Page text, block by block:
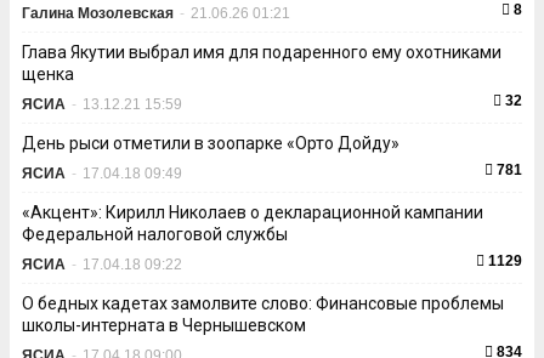
Галина Мозолевская - 21.06.26 01:21 8
Глава Якутии выбрал имя для подаренного ему охотниками
щенка
ЯСИА - 13.12.21 15:59 32
День рыси отметили в зоопарке «Орто Дойду»
ЯСИА - 17.04.18 09:49 781
«Акцент»: Кирилл Николаев о декларационной кампании
Федеральной налоговой службы
ЯСИА - 17.04.18 09:22 1129
О бедных кадетах замолвите слово: Финансовые проблемы
школы-интерната в Чернышевском
834